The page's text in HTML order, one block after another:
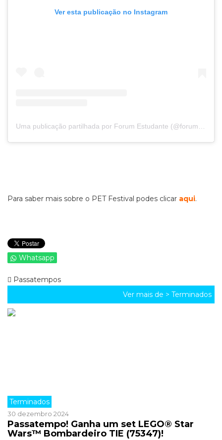
Ver esta publicação no Instagram
Uma publicação partilhada por Forum Estudante (@forumestudante)
Para saber mais sobre o PET Festival podes clicar aqui.
Whatsapp
Passatempos
Ver mais de > Terminados
Terminados
30 dezembro 2024
Passatempo! Ganha um set LEGO® Star
Wars™ Bombardeiro TIE (75347)!